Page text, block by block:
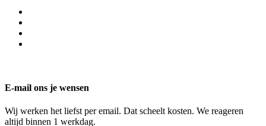
E-mail ons je wensen
Wij werken het liefst per email. Dat scheelt kosten. We reageren
altijd binnen 1 werkdag.